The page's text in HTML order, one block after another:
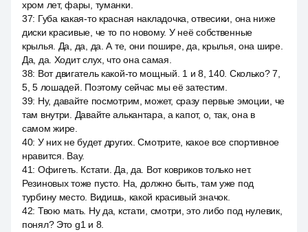
хром лет, фары, туманки.
37: Губа какая-то красная накладочка, отвесики, она ниже
диски красивые, че то по новому. У неё собственные
крылья. Да, да, да. А те, они пошире, да, крылья, она шире.
Да, да. Ходит слух, что она самая.
38: Вот двигатель какой-то мощный. 1 и 8, 140. Сколько? 7,
5, 5 лошадей. Поэтому сейчас мы её затестим.
39: Ну, давайте посмотрим, может, сразу первые эмоции, че
там внутри. Давайте алькантара, а капот, о, так, она в
самом жире.
40: У них не будет других. Смотрите, какое все спортивное
нравится. Вау.
41: Офигеть. Кстати. Да, да. Вот ковриков только нет.
Резиновых тоже пусто. На, должно быть, там уже под
турбину место. Видишь, какой красивый значок.
42: Твою мать. Ну да, кстати, смотри, это либо под нулевик,
понял? Это g1 и 8.